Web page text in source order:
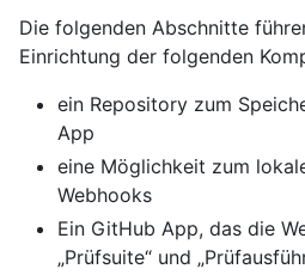
Die folgenden Abschnitte
Einrichtung der folgenden
ein Repository zum
App
eine Möglichkeit zum
Webhooks
Ein GitHub App, das die
„Prüfsuite“ und